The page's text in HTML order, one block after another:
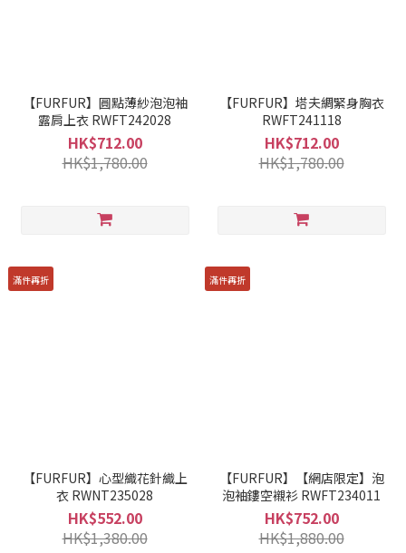
【FURFUR】圓點薄紗泡泡袖
露肩上衣 RWFT242028
HK$712.00
HK$1,780.00
【FURFUR】塔夫綢緊身胸衣
RWFT241118
HK$712.00
HK$1,780.00
滿件再折
【FURFUR】心型織花針織上
衣 RWNT235028
HK$552.00
HK$1,380.00
滿件再折
【FURFUR】【網店限定】泡
泡袖鏤空襯衫 RWFT234011
HK$752.00
HK$1,880.00